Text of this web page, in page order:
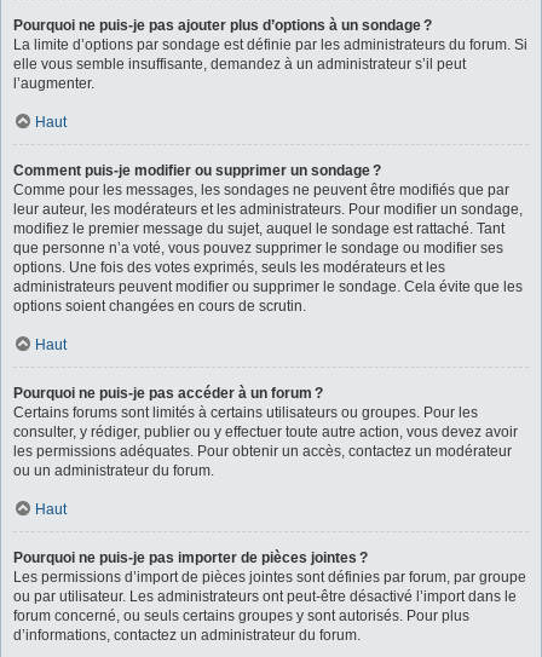
Pourquoi ne puis-je pas ajouter plus d’options à un sondage ?
La limite d’options par sondage est définie par les administrateurs du forum. Si
elle vous semble insuffisante, demandez à un administrateur s’il peut
l’augmenter.
Haut
Comment puis-je modifier ou supprimer un sondage ?
Comme pour les messages, les sondages ne peuvent être modifiés que par
leur auteur, les modérateurs et les administrateurs. Pour modifier un sondage,
modifiez le premier message du sujet, auquel le sondage est rattaché. Tant
que personne n’a voté, vous pouvez supprimer le sondage ou modifier ses
options. Une fois des votes exprimés, seuls les modérateurs et les
administrateurs peuvent modifier ou supprimer le sondage. Cela évite que les
options soient changées en cours de scrutin.
Haut
Pourquoi ne puis-je pas accéder à un forum ?
Certains forums sont limités à certains utilisateurs ou groupes. Pour les
consulter, y rédiger, publier ou y effectuer toute autre action, vous devez avoir
les permissions adéquates. Pour obtenir un accès, contactez un modérateur
ou un administrateur du forum.
Haut
Pourquoi ne puis-je pas importer de pièces jointes ?
Les permissions d’import de pièces jointes sont définies par forum, par groupe
ou par utilisateur. Les administrateurs ont peut-être désactivé l’import dans le
forum concerné, ou seuls certains groupes y sont autorisés. Pour plus
d’informations, contactez un administrateur du forum.